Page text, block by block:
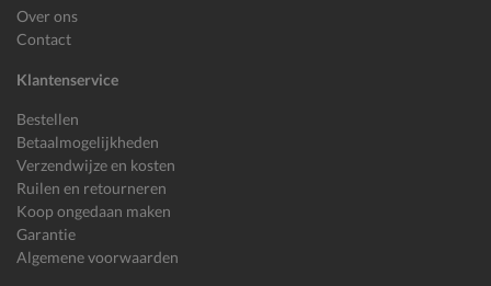
Over ons
Contact
Klantenservice
Bestellen
Betaalmogelijkheden
Verzendwijze en kosten
Ruilen en retourneren
Koop ongedaan maken
Garantie
Algemene voorwaarden